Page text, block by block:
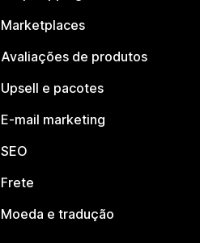
Marketplaces
Avaliações de produtos
Upsell e pacotes
E-mail marketing
SEO
Frete
Moeda e tradução